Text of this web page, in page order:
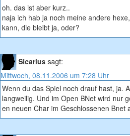
oh. das ist aber kurz..
naja ich hab ja noch meine andere
kann, die bleibt ja, oder?
Sicarius sagt:
Mittwoch, 08.11.2006 um 7:28 Uhr
Wenn du das Spiel noch drauf hast, ja.
langweilig. Und im Open BNet wird nur
en neuen Char im Geschlossenen Bnet